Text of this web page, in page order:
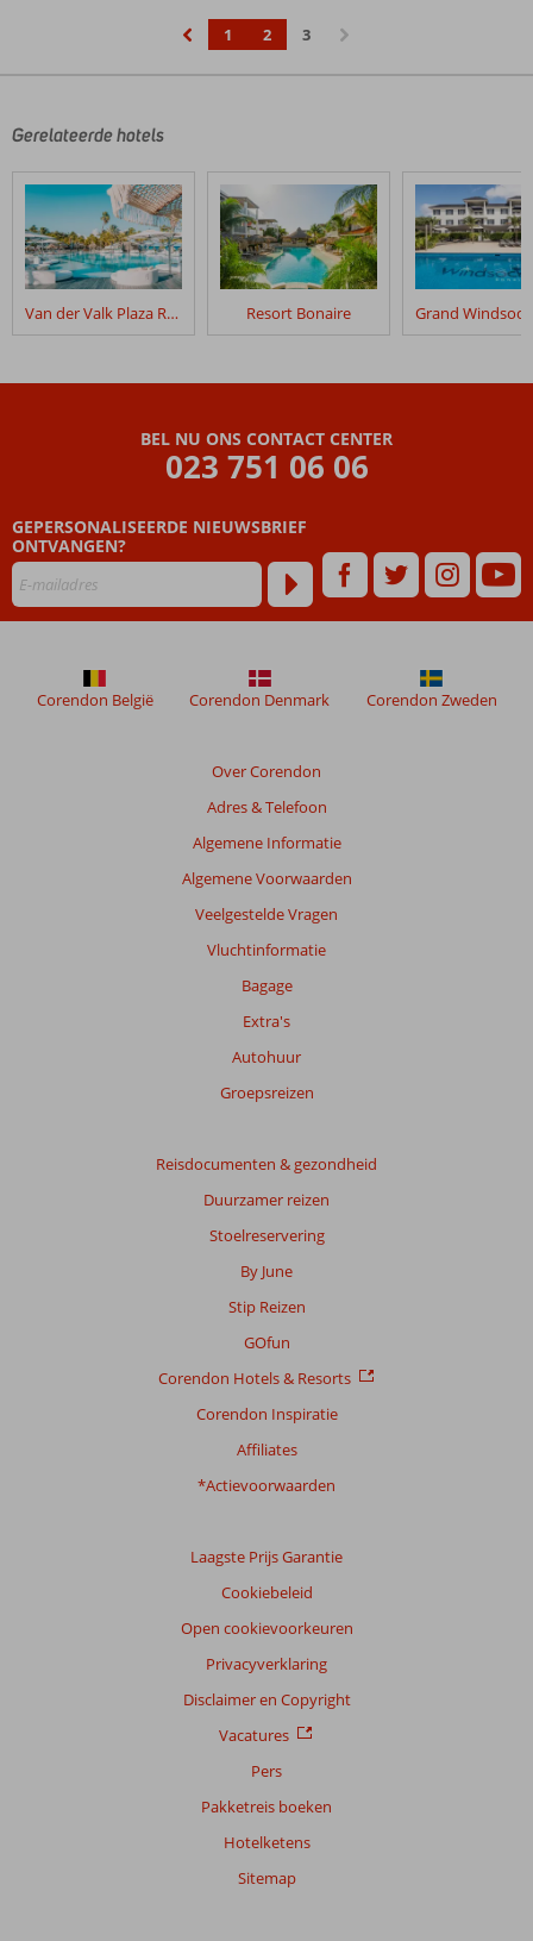
1 2
3
Gerelateerde hotels
Van der Valk Plaza Royal Residence Bonaire Resort Bonaire
BEL NU ONS CONTACT CENTER
023 751 06 06
GEPERSONALISEERDE NIEUWSBRIEF
ONTVANGEN?
Over Corendon
Adres & Telefoon
Algemene Informatie
Algemene Voorwaarden
Veelgestelde Vragen
Vluchtinformatie
Bagage
Extra's
Autohuur
Groepsreizen
Reisdocumenten & gezondheid
Duurzamer reizen
Stoelreservering
By June
Stip Reizen
GOfun
Corendon Hotels & Resorts
Corendon Inspiratie
Affiliates
*Actievoorwaarden
Laagste Prijs Garantie
Cookiebeleid
Open cookievoorkeuren
Privacyverklaring
Disclaimer en Copyright
Vacatures
Pers
Pakketreis boeken
Hotelketens
Sitemap
Corendon België Corendon Denmark Corendon Zweden